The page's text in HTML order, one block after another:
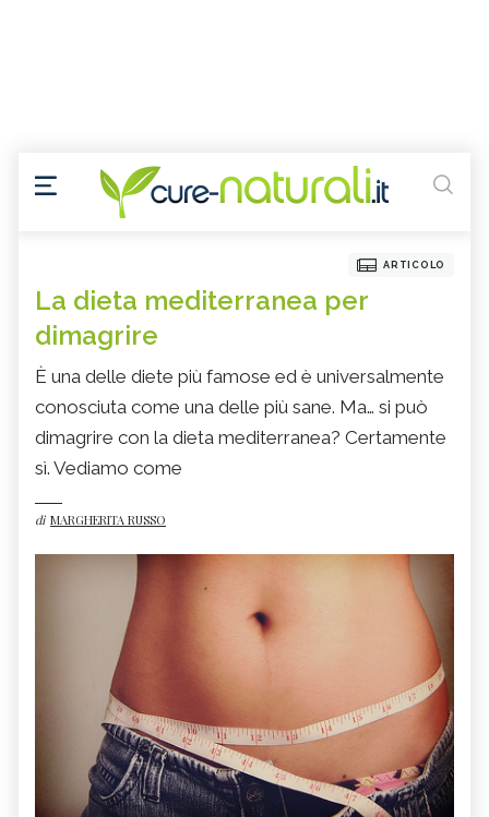
ARTICOLO
La dieta mediterranea per
dimagrire
È una delle diete più famose ed è universalmente
conosciuta come una delle più sane. Ma… si può
dimagrire con la dieta mediterranea? Certamente
sì. Vediamo come
di MARGHERITA RUSSO